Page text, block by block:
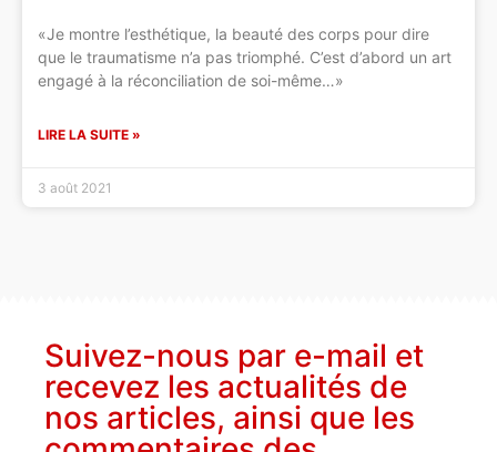
«Je montre l’esthétique, la beauté des corps pour dire
que le traumatisme n’a pas triomphé. C’est d’abord un art
engagé à la réconciliation de soi-même…»
LIRE LA SUITE »
3 août 2021
Suivez-nous par e-mail et
recevez les actualités de
nos articles, ainsi que les